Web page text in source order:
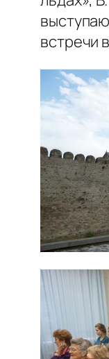
встречи